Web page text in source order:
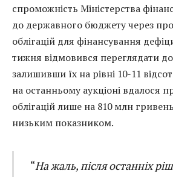
спроможність Міністерства
до державного бюджету через
облігацій для фінансування
тижня відмовився переглядати
залишивши їх на рівні 10-11
на останньому аукціоні вдалося
облігацій лише на 810 млн
низьким показником.
“На жаль, після останніх